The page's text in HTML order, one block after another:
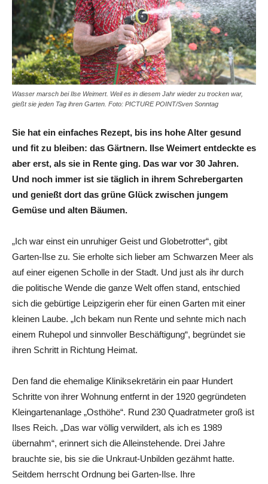
Wasser marsch bei Ilse Weimert. Weil es in diesem Jahr wieder zu trocken war,
gießt sie jeden Tag ihren Garten. Foto: PICTURE POINT/Sven Sonntag
Sie hat ein einfaches Rezept, bis ins hohe Alter gesund
und fit zu bleiben: das Gärtnern. Ilse Weimert entdeckte es
aber erst, als sie in Rente ging. Das war vor 30 Jahren.
Und noch immer ist sie täglich in ihrem Schrebergarten
und genießt dort das grüne Glück zwischen jungem
Gemüse und alten Bäumen.
„Ich war einst ein unruhiger Geist und Globetrotter“, gibt
Garten-Ilse zu. Sie erholte sich lieber am Schwarzen Meer als
auf einer eigenen Scholle in der Stadt. Und just als ihr durch
die politische Wende die ganze Welt offen stand, entschied
sich die gebürtige Leipzigerin eher für einen Garten mit einer
kleinen Laube. „Ich bekam nun Rente und sehnte mich nach
einem Ruhepol und sinnvoller Beschäftigung“, begründet sie
ihren Schritt in Richtung Heimat.
Den fand die ehemalige Kliniksekretärin ein paar Hundert
Schritte von ihrer Wohnung entfernt in der 1920 gegründeten
Kleingartenanlage „Osthöhe“. Rund 230 Quadratmeter groß ist
Ilses Reich. „Das war völlig verwildert, als ich es 1989
übernahm“, erinnert sich die Alleinstehende. Drei Jahre
brauchte sie, bis sie die Unkraut-Unbilden gezähmt hatte.
Seitdem herrscht Ordnung bei Garten-Ilse. Ihre